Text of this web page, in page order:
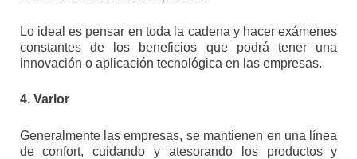
Lo ideal es pensar en toda la cadena y hacer exámenes
constantes de los beneficios que podrá tener una
innovación o aplicación tecnológica en las empresas.
4. Varlor
Generalmente las empresas, se mantienen en una línea
de confort, cuidando y atesorando los productos y